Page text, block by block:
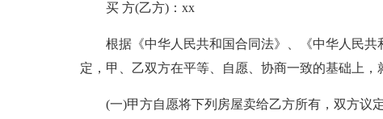
买 方(乙方)：xx
根据《中华人民共和国合同法》、《中华人民
定，甲、乙双方在平等、自愿、协商一致的基础上
(一)甲方自愿将下列房屋卖给乙方所有，双方议